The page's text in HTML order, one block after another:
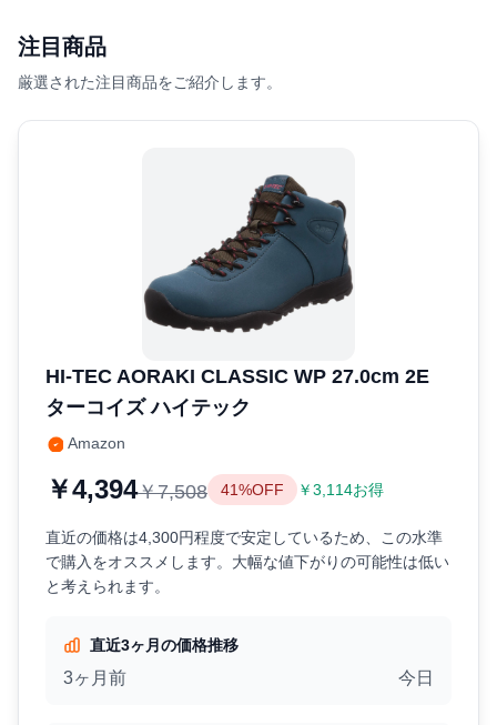
注目商品
厳選された注目商品をご紹介します。
HI-TEC AORAKI CLASSIC WP 27.0cm 2E
ターコイズ ハイテック
Amazon
￥4,394￥7,508 41%OFF ￥3,114お得
直近の価格は4,300円程度で安定しているため、この水準
で購入をオススメします。大幅な値下がりの可能性は低い
と考えられます。
直近3ヶ月の価格推移
3ヶ月前 今日